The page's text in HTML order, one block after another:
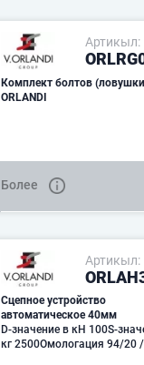
Артикыл:
Комплект болтов
ORLANDI
Более
Артикыл:
Сцепное устройство
автоматическое 40мм
D-значение в кН 100S-
кг 2500Омологация 94/20 /